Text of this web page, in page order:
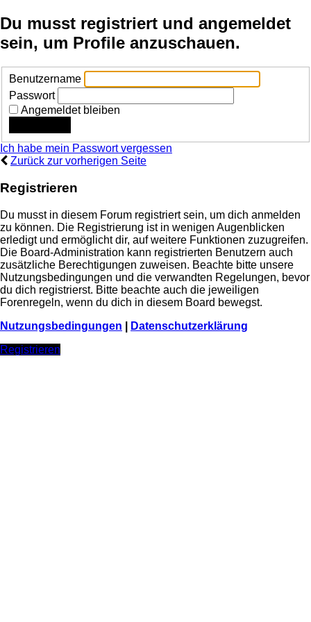
Du musst registriert und angemeldet
sein, um Profile anzuschauen.
Benutzername
Passwort
Angemeldet bleiben
Ich habe mein Passwort vergessen
Zurück zur vorherigen Seite
Registrieren
Du musst in diesem Forum registriert sein, um dich anmelden
zu können. Die Registrierung ist in wenigen Augenblicken
erledigt und ermöglicht dir, auf weitere Funktionen zuzugreifen.
Die Board-Administration kann registrierten Benutzern auch
zusätzliche Berechtigungen zuweisen. Beachte bitte unsere
Nutzungsbedingungen und die verwandten Regelungen, bevor
du dich registrierst. Bitte beachte auch die jeweiligen
Forenregeln, wenn du dich in diesem Board bewegst.
Nutzungsbedingungen
Datenschutzerklärung
Registrieren